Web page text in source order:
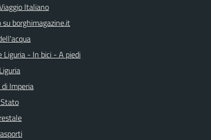
Italiano
su borghimagazine.it
Liguria - In bici - A piedi
Imperia